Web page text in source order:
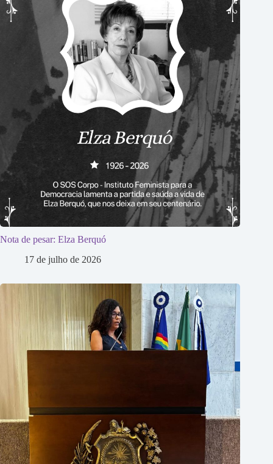
Nota de pesar: Elza Berquó
17 de julho de 2026